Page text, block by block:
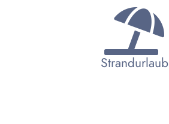
Strandurlaub